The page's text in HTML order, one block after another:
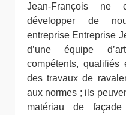
Jean-François ne
développer de
entreprise Entreprise
d’une équipe
compétents,
des travaux de
aux normes ; ils
matériau de